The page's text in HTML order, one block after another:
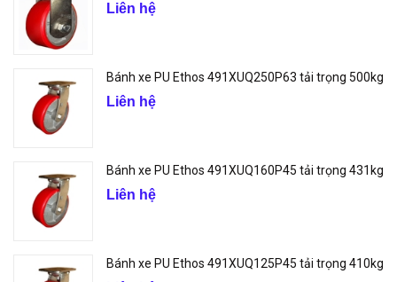
Liên hệ
Bánh xe PU Ethos 491XUQ250P63 tải trọng 500kg
Liên hệ
Bánh xe PU Ethos 491XUQ160P45 tải trọng 431kg
Liên hệ
Bánh xe PU Ethos 491XUQ125P45 tải trọng 410kg